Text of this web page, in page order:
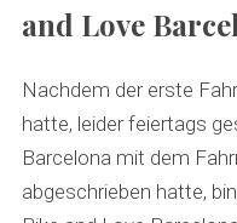
and Love
Nachdem der erste
hatte, leider feiertags
Barcelona mit dem
abgeschrieben hatte,